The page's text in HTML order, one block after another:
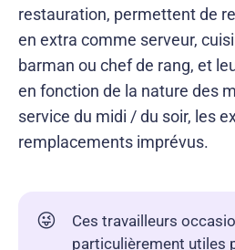
restauration, permettent de
en extra comme serveur,
barman ou chef de rang, et
en fonction de la nature des
service du midi / du soir, les
remplacements imprévus.
😜
Ces travailleurs
particulièrement utiles